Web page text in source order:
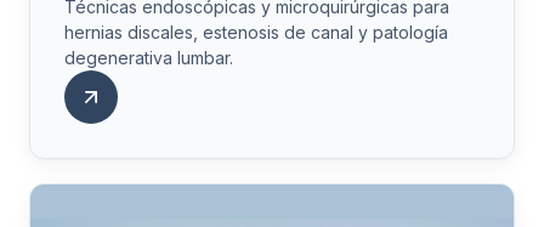
Técnicas endoscópicas y microquirúrgicas para
hernias discales, estenosis de canal y patología
degenerativa lumbar.